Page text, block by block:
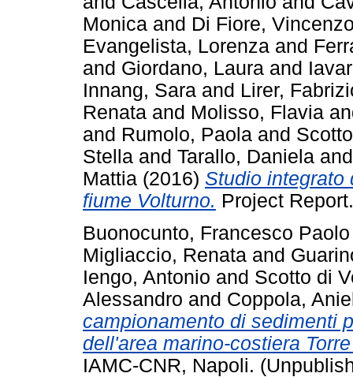
Monica and Di Fiore,
Evangelista, Lorenza and
and Giordano, Laura and
Innang, Sara and Lirer,
Renata and Molisso, Flavia
and Rumolo, Paola and
Stella and Tarallo, Daniela
Mattia (2016) Studio integrato
fiume Volturno. Project
Buonocunto, Francesco Paolo
Migliaccio, Renata and
Iengo, Antonio and Scotto di
Alessandro and Coppola,
campionamento di sedimenti
dell'area marino-costiera
IAMC-CNR, Napoli.